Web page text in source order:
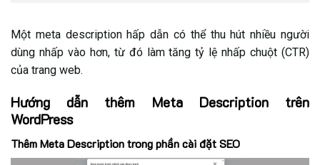
9.3. 3. Có thể sử dụng chung một meta description
cho nhiều trang không?
Một meta description hấp dẫn có thể thu hút nhiều người
dùng nhấp vào hơn, từ đó làm tăng tỷ lệ nhấp chuột (CTR)
của trang web.
Hướng dẫn thêm Meta Description trên
WordPress
Thêm Meta Description trong phần cài đặt SEO